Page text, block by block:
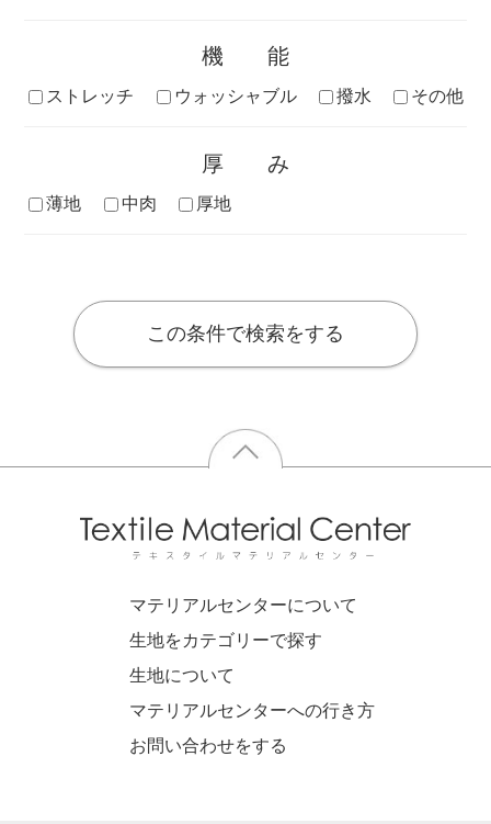
機能
ストレッチ ウォッシャブル 撥水 その他
厚み
薄地 中肉 厚地
この条件で検索をする
マテリアルセンターについて
生地をカテゴリーで探す
生地について
マテリアルセンターへの行き方
お問い合わせをする